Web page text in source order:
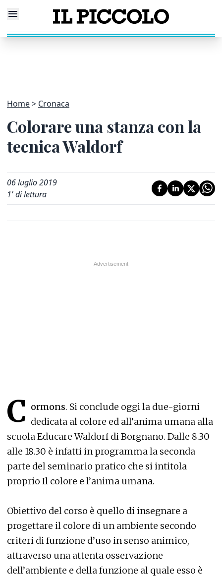
Home Cronaca
Colorare una stanza con la
tecnica Waldorf
06 luglio 2019
1' di lettura
C ormons. Si conclude oggi la due-giorni
dedicata al colore ed all’anima umana alla
scuola Educare Waldorf di Borgnano. Dalle 8.30
alle 18.30 è infatti in programma la seconda
parte del seminario pratico che si intitola
proprio Il colore e l’anima umana.
Obiettivo del corso è quello di insegnare a
progettare il colore di un ambiente secondo
criteri di funzione d’uso in senso animico,
attraverso una attenta osservazione
dell’ambiente e della funzione al quale esso è